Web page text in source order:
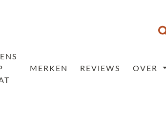
MERKEN REVIEWS OVER